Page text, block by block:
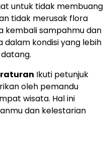
untuk tidak membuang
tidak merusak flora
kembali sampahmu dan
kondisi yang lebih
Ikuti petunjuk
oleh pemandu
wisata. Hal ini
dan kelestarian